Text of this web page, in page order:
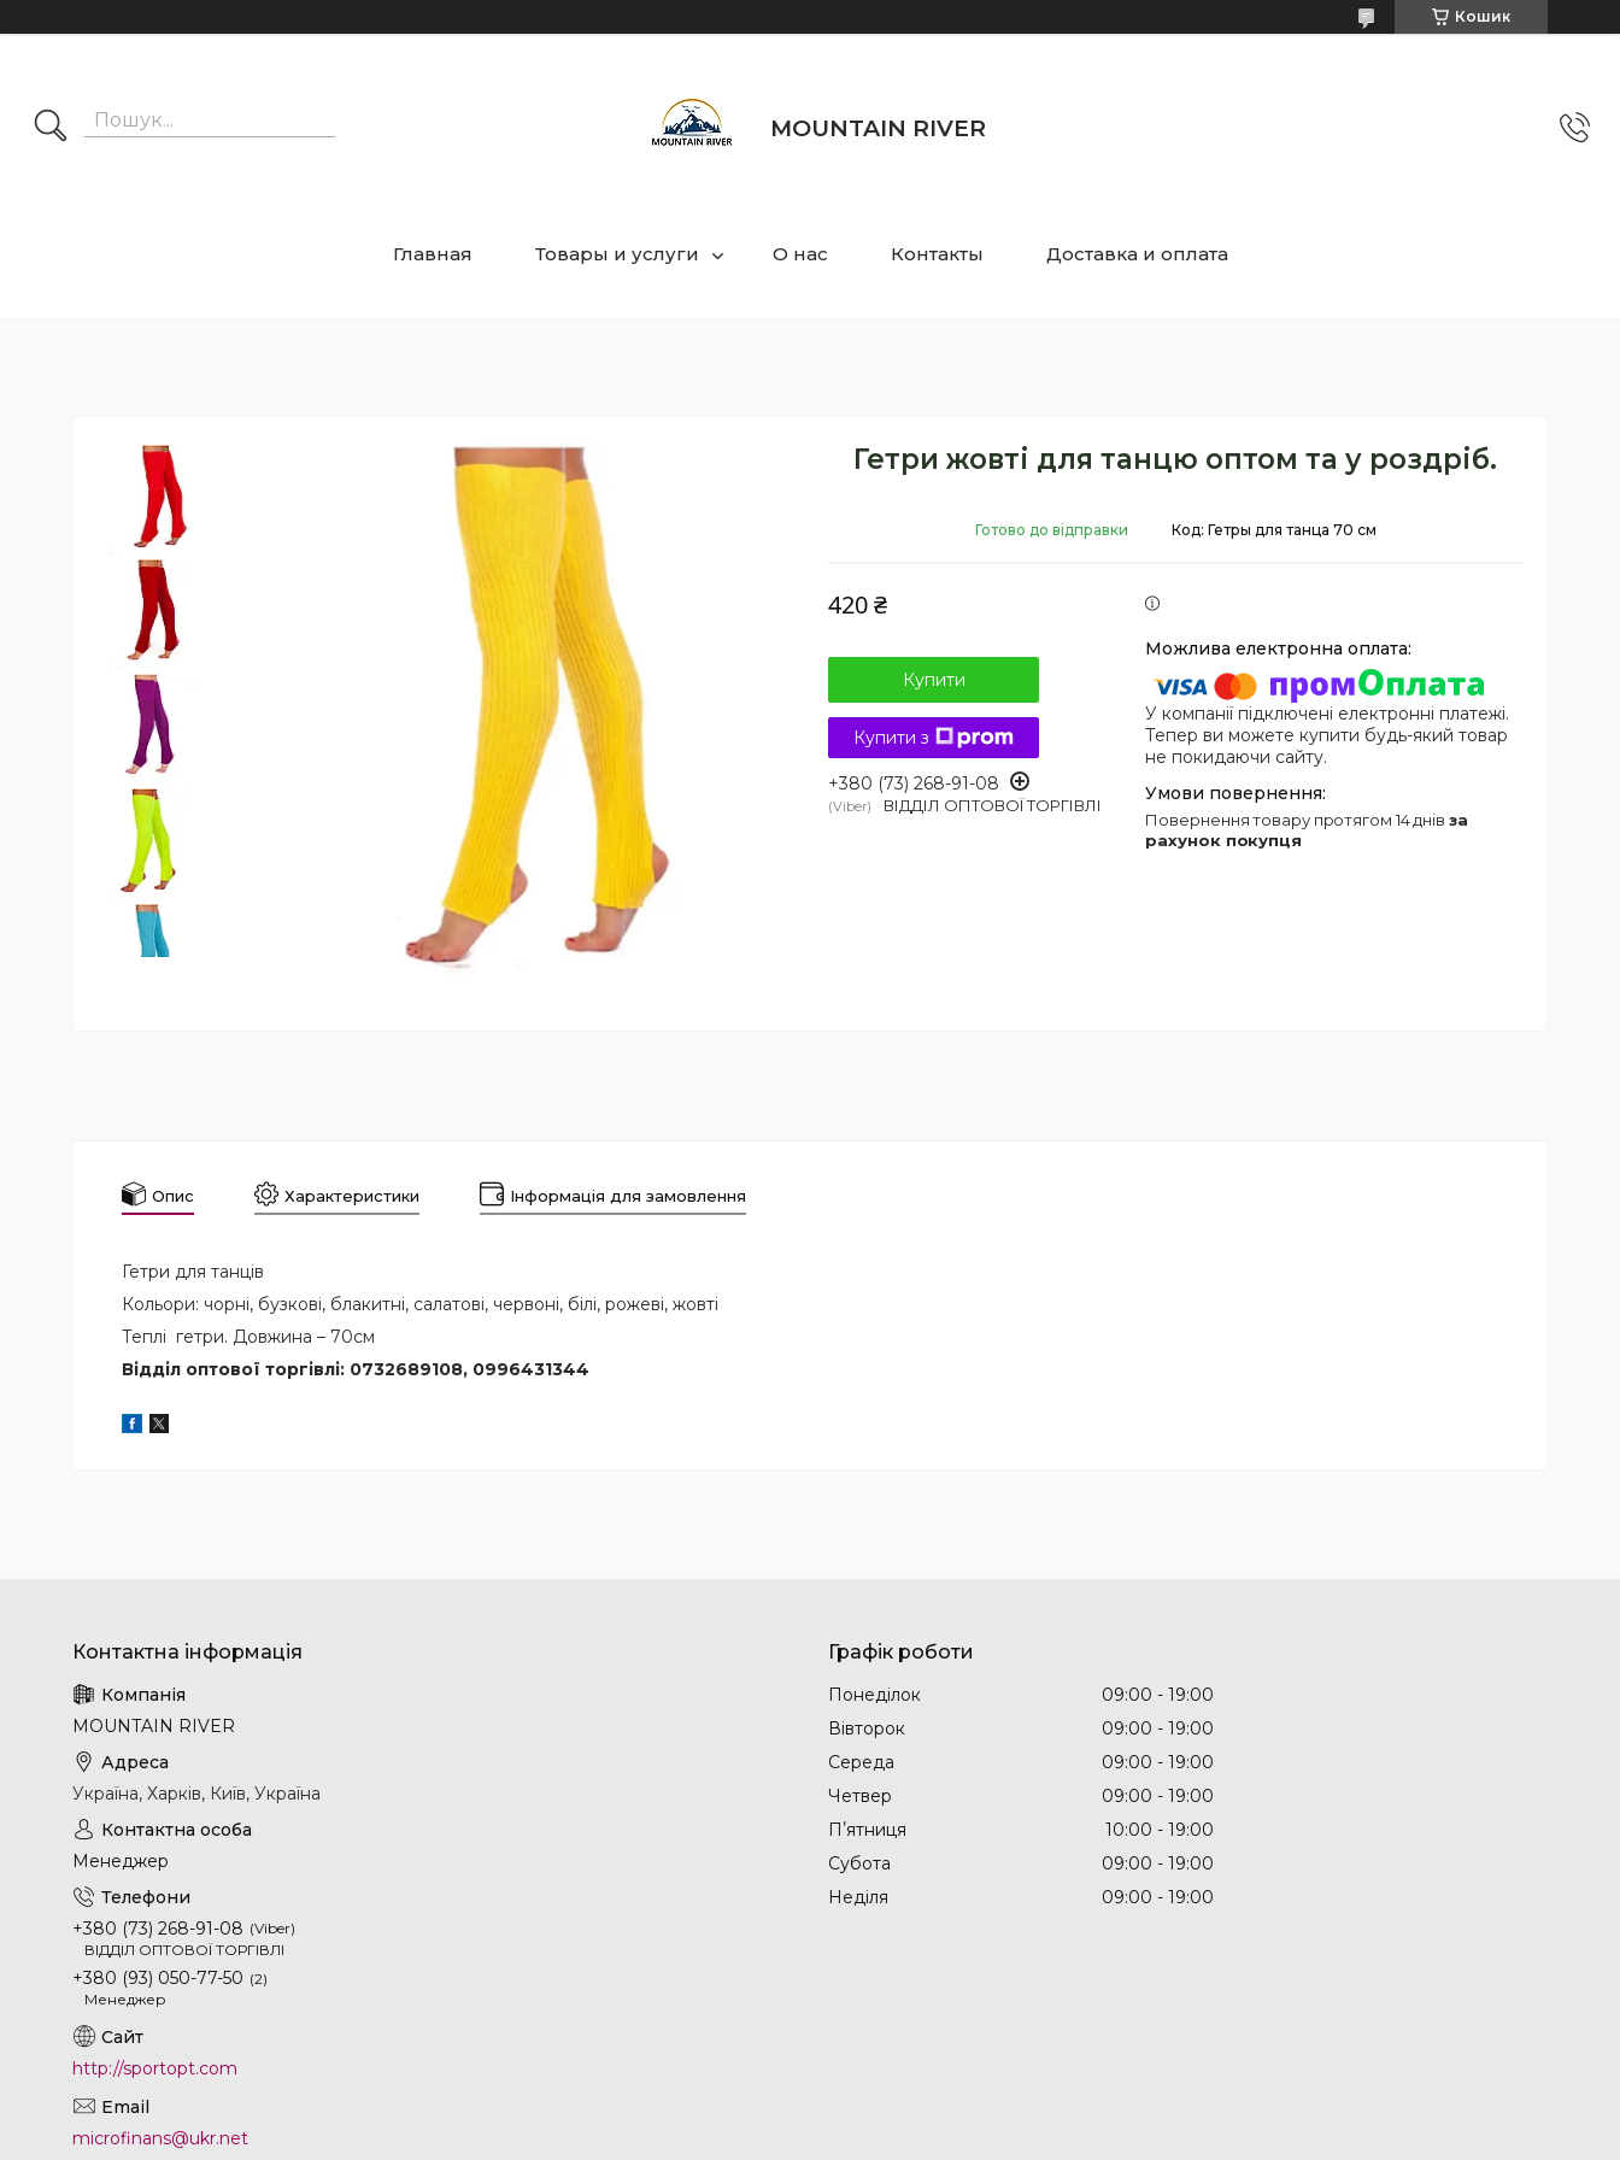
Кошик
MOUNTAIN RIVER
Главная Товары и услуги О нас Контакты Доставка и оплата
Гетри жовті для танцю оптом та у роздріб.
Готово до відправки Код: Гетры для танца 70 см
420 ₴
Купити
Купити з
+380 (73) 268-91-08
Viber ВІДДІЛ ОПТОВОЇ ТОРГІВЛІ
У компанії підключені електронні платежі.
Тепер ви можете купити будь-який товар
не покидаючи сайту.
повернення товару протягом 14 днів за
рахунок покупця
Опис Характеристики Інформація для замовлення
Гетри для танців
Кольори: чорні, бузкові, блакитні, салатові, червоні, білі, рожеві, жовті
Теплі гетри. Довжина – 70см
Відділ оптової торгівлі: 0732689108, 0996431344
MOUNTAIN RIVER
Україна, Харків, Київ, Україна
Менеджер
+380 (73) 268-91-08
Viber
ВІДДІЛ ОПТОВОЇ ТОРГІВЛІ
+380 (93) 050-77-50
2
Менеджер
http://sportopt.com
microfinans@ukr.net
Графік роботи
Понеділок 09:00
19:00
Вівторок
09:00
19:00
Середа
09:00
19:00
Четвер
09:00
19:00
Пʼятниця
10:00
19:00
Субота
09:00
19:00
Неділя
09:00 19:00